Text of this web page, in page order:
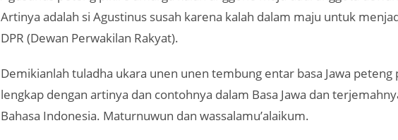
Artinya adalah si Agustinus susah karena kalah dalam maju untuk
DPR (Dewan Perwakilan Rakyat).
Demikianlah tuladha ukara unen unen tembung entar basa Jawa peteng
lengkap dengan artinya dan contohnya dalam Basa Jawa dan
Bahasa Indonesia. Maturnuwun dan wassalamu’alaikum.